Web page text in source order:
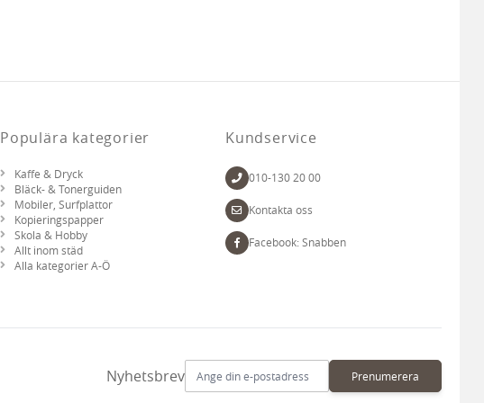
Populära kategorier
Kaffe & Dryck
Bläck- & Tonerguiden
Mobiler, Surfplattor
Kopieringspapper
Skola & Hobby
Allt inom städ
Alla kategorier A-Ö
Kundservice
010-130 20 00
Kontakta oss
Facebook: Snabben
Nyhetsbrev Prenumerera